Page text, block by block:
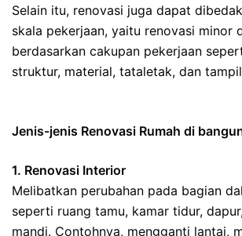
Selain itu, renovasi juga dapat
skala pekerjaan, yaitu renovasi minor
berdasarkan cakupan pekerjaan
struktur, material, tataletak, dan
Jenis-jenis Renovasi Rumah di
1. Renovasi Interior
Melibatkan perubahan pada bagian
seperti ruang tamu, kamar tidur,
mandi. Contohnya, mengganti lantai,